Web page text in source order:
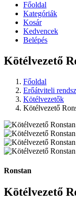
Főoldal
Kategóriák
Kosár
Kedvencek
Belépés
Kötélvezető
Főoldal
Erőátviteli
Kötélvezetők
Kötélvezető
Ronstan
Kötélvezető